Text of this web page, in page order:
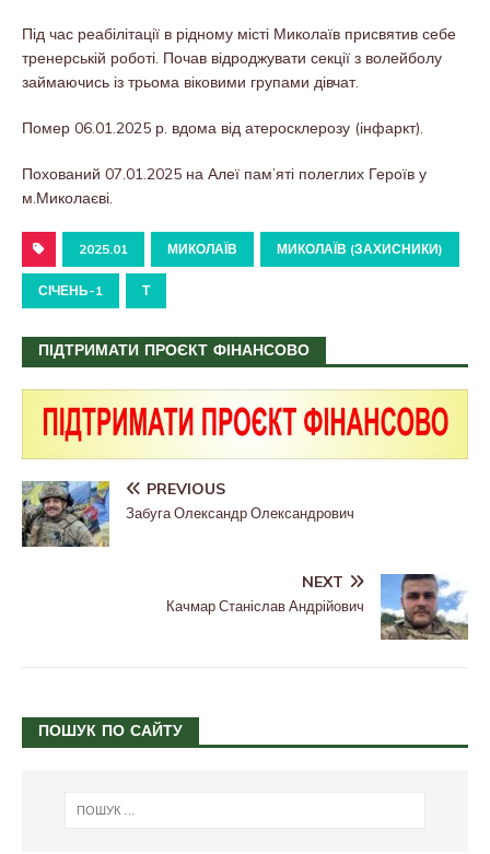
Під час реабілітації в рідному місті Миколаїв присвятив себе
тренерській роботі. Почав відроджувати секції з волейболу
займаючись із трьома віковими групами дівчат.
Помер 06.01.2025 р. вдома від атеросклерозу (інфаркт).
Похований 07.01.2025 на Алеї пам’яті полеглих Героїв у
м.Миколаєві.
2025.01 МИКОЛАЇВ МИКОЛАЇВ (ЗАХИСНИКИ)
СІЧЕНЬ-1 Т
ПІДТРИМАТИ ПРОЄКТ ФІНАНСОВО
PREVIOUS
Забуга Олександр Олександрович
NEXT
Качмар Станіслав Андрійович
ПОШУК ПО САЙТУ